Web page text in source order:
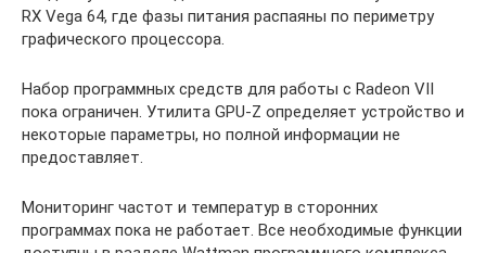
RX Vega 64, где фазы питания распаяны по периметру
графического процессора.
Набор программных средств для работы с Radeon VII
пока ограничен. Утилита GPU-Z определяет устройство и
некоторые параметры, но полной информации не
предоставляет.
Мониторинг частот и температур в сторонних
программах пока не работает. Все необходимые функции